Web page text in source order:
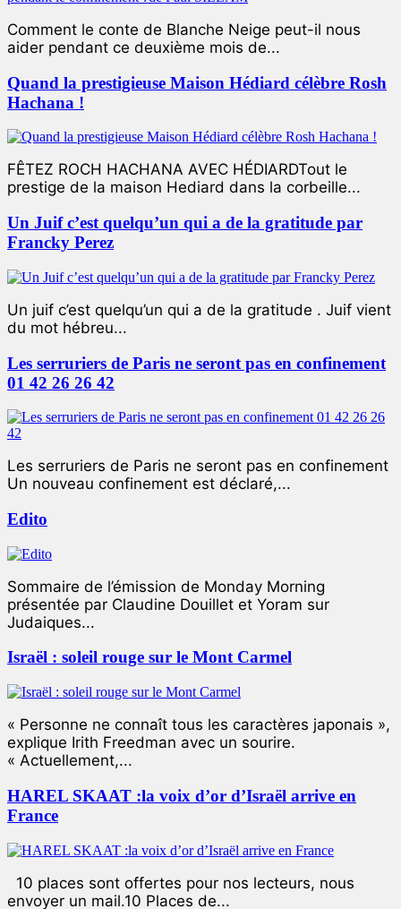
Comment le conte de Blanche Neige peut-il nous
aider pendant ce deuxième mois de...
Quand la prestigieuse Maison Hédiard célèbre Rosh
Hachana !
FÊTEZ ROCH HACHANA AVEC HÉDIARDTout le
prestige de la maison Hediard dans la corbeille...
Un Juif c’est quelqu’un qui a de la gratitude par
Francky Perez
Un juif c’est quelqu’un qui a de la gratitude . Juif vient
du mot hébreu...
Les serruriers de Paris ne seront pas en confinement
01 42 26 26 42
Les serruriers de Paris ne seront pas en confinement
Un nouveau confinement est déclaré,...
Edito
Sommaire de l’émission de Monday Morning
présentée par Claudine Douillet et Yoram sur
Judaiques...
Israël : soleil rouge sur le Mont Carmel
« Personne ne connaît tous les caractères japonais »,
explique Irith Freedman avec un sourire.
« Actuellement,...
HAREL SKAAT :la voix d’or d’Israël arrive en
France
10 places sont offertes pour nos lecteurs, nous
envoyer un mail.10 Places de...